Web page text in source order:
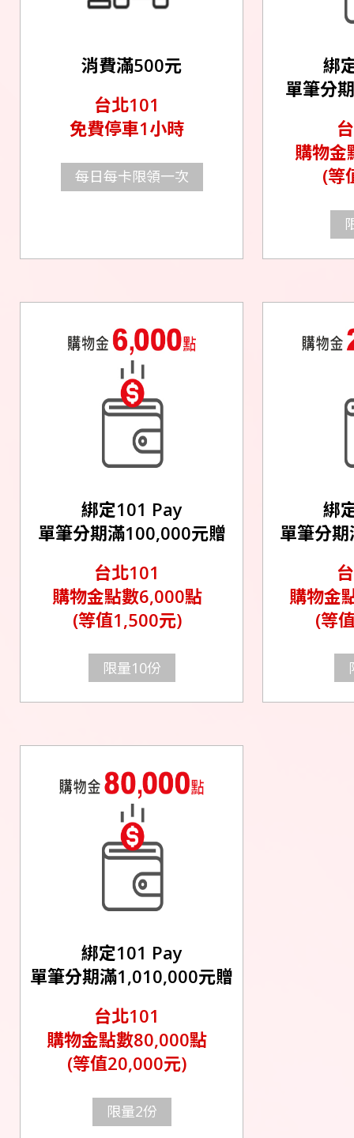
消費滿500元
台北101
免費停車1小時
每日每卡限領一次
綁
單筆分
購物金
(等
綁定101 Pay
單筆分期滿100,000元贈
台北101
購物金點數6,000點
(等值1,500元)
限量10份
綁
單筆分
購物金
(等
綁定101 Pay
單筆分期滿1,010,000元贈
台北101
購物金點數80,000點
(等值20,000元)
限量2份